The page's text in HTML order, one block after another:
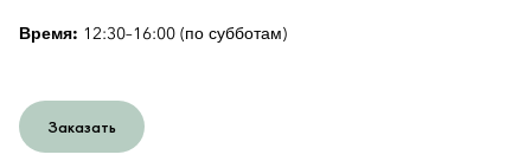
Время: 12:30–16:00 (по субботам)
Заказать